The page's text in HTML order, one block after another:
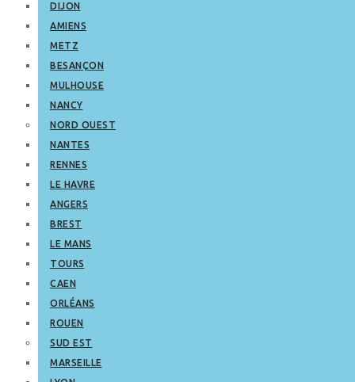
DIJON
AMIENS
METZ
BESANÇON
MULHOUSE
NANCY
NORD OUEST
NANTES
RENNES
LE HAVRE
ANGERS
BREST
LE MANS
TOURS
CAEN
ORLÉANS
ROUEN
SUD EST
MARSEILLE